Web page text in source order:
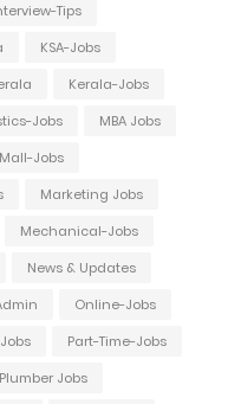
Tips
KSA-Jobs
Kerala-Jobs
Jobs
MBA Jobs
Mall-Jobs
Marketing Jobs
Mechanical-Jobs
News & Updates
Online-Jobs
Part-Time-Jobs
Plumber Jobs